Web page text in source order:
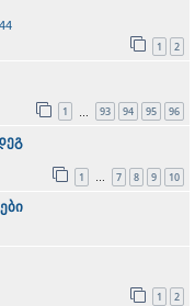
1 2
1 93 94 95 96
1 … 7 8 9 10
1 2